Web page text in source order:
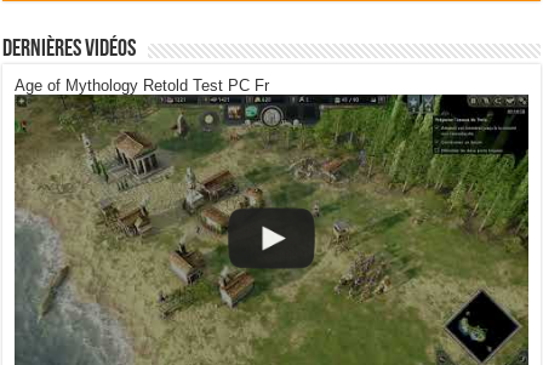
Dernières Vidéos
Age of Mythology Retold Test PC Fr